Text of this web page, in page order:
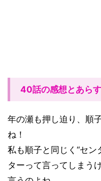
40話の感想とあら
年の瀬も押し迫り、順
ね！
私も順子と同じく“セン
ターって言ってしまう